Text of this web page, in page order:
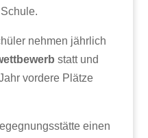
nehmen jährlich
statt und
vordere Plätze
einen